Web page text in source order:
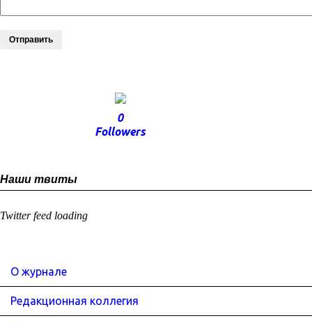
Отправить
0
Followers
Наши твиты
Twitter feed loading
О журнале
Редакционная коллегия